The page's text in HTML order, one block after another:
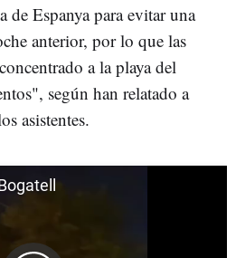
Espanya para evitar una
anterior, por lo que las
a la playa del
según han relatado a
asistentes.